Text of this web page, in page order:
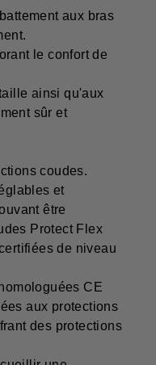
aux bras
le confort de
ainsi qu'aux
sûr et
coudes.
et
être
Protect Flex
de niveau
CE
aux protections
des protections